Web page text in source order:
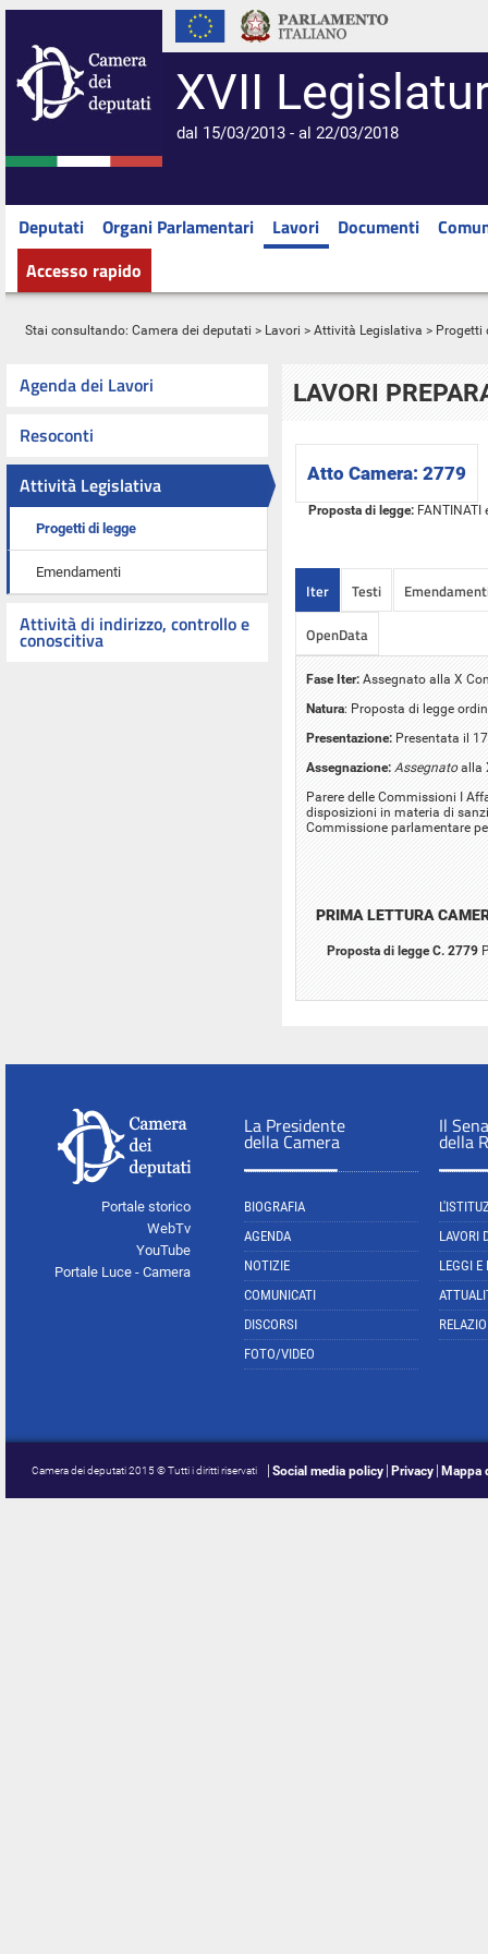
XVII
dal 15/03/2013 - al 22/03/2018
Deputati Organi Parlamentari Lavori Documenti
Accesso rapido
Stai consultando: Camera dei deputati > Lavori > Attività Legislativa > Progetti
Agenda dei Lavori
Resoconti
Attività Legislativa
Progetti di legge
Emendamenti
Attività di indirizzo, controllo e
conoscitiva
LAVORI
Atto Camera: 2779
Proposta di legge:
Iter Testi
OpenData
Fase Iter: Assegnato alla X
Natura: Proposta di legge
Presentazione: Presentata il
Assegnazione: Assegnatoalla
Parere delle Commissioni I
disposizioni in materia di
Commissione parlamentare
PRIMA LETTURA
Proposta di legge C. 2779
Portale storico
WebTv
YouTube
Portale Luce - Camera
La Presidente
della Camera
BIOGRAFIA
AGENDA
NOTIZIE
COMUNICATI
DISCORSI
FOTO/VIDEO
Il
della
LAVORI
LEGGI E
Camera dei deputati 2015 © Tutti i diritti riservati Social media policy Privacy Mappa